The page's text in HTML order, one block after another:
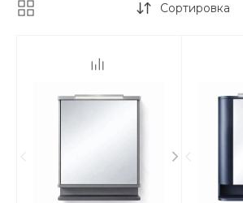
Сортировка